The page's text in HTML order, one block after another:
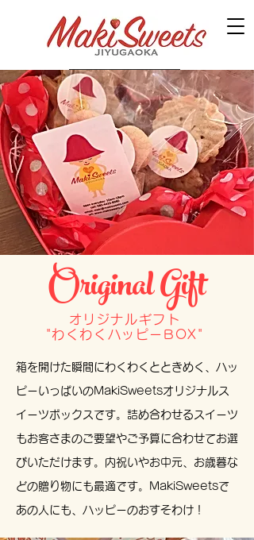
Original Gift
オリジナルギフト
"わくわくハッピーBOX"
箱を開けた瞬間にわくわくとときめく、ハッ
ピーいっぱいのMakiSweetsオリジナルス
イーツボックスです。詰め合わせるスイーツ
もお客さまのご要望やご予算に合わせてお選
びいただけます。 内祝いやお中元、お歳暮な
どの贈り物にも最適です。 MakiSweetsで
あの人にも、ハッピーのおすそわけ！